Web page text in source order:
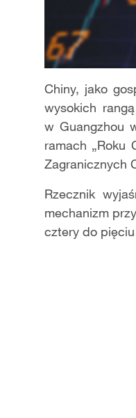
Chiny, jako
wysokich
w Guangzhou
ramach „Roku
Zagranicznych
Rzecznik
mechanizm
cztery do